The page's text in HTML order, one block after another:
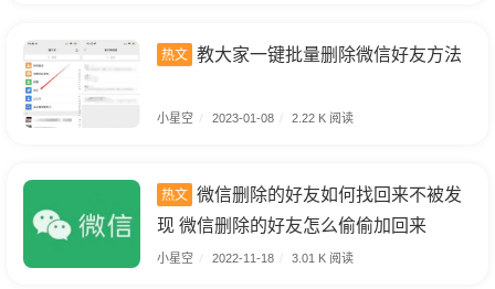
热文 教大家一键批量删除微信好友方法
小星空 / 2023-01-08 / 2.22 K 阅读
热文 微信删除的好友如何找回来不被发
现 微信删除的好友怎么偷偷加回来
小星空 / 2022-11-18 / 3.01 K 阅读